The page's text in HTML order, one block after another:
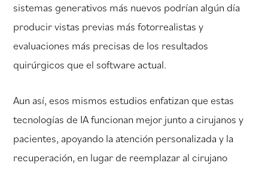
sistemas generativos más nuevos podrían algún día
producir vistas previas más fotorrealistas y
evaluaciones más precisas de los resultados
quirúrgicos que el software actual.
Aun así, esos mismos estudios enfatizan que estas
tecnologías de IA funcionan mejor junto a cirujanos y
pacientes, apoyando la atención personalizada y la
recuperación, en lugar de reemplazar al cirujano